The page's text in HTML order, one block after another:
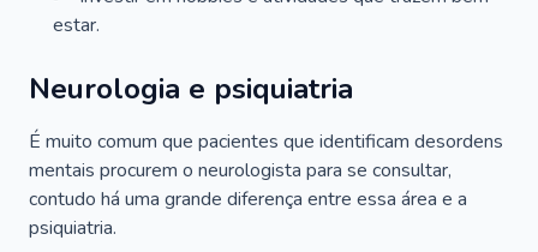
estar.
Neurologia e psiquiatria
É muito comum que pacientes que identificam desordens
mentais procurem o neurologista para se consultar,
contudo há uma grande diferença entre essa área e a
psiquiatria.